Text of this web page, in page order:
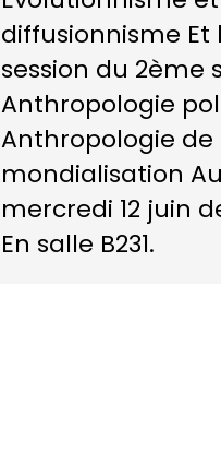
diffusionnisme Et
session du 2ème
Anthropologie
Anthropologie de
mondialisation
mercredi 12 juin
En salle B231.